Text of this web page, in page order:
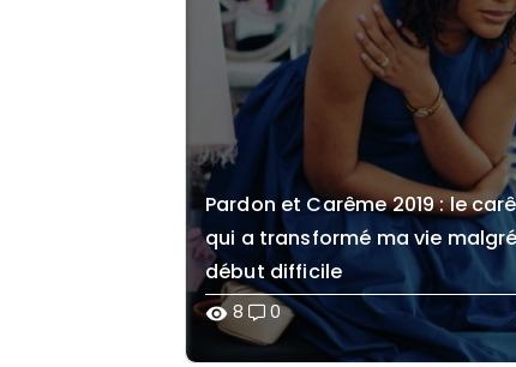
Pardon et Carême 2019 : le
qui a transformé ma vie
début difficile
visibility 8 0